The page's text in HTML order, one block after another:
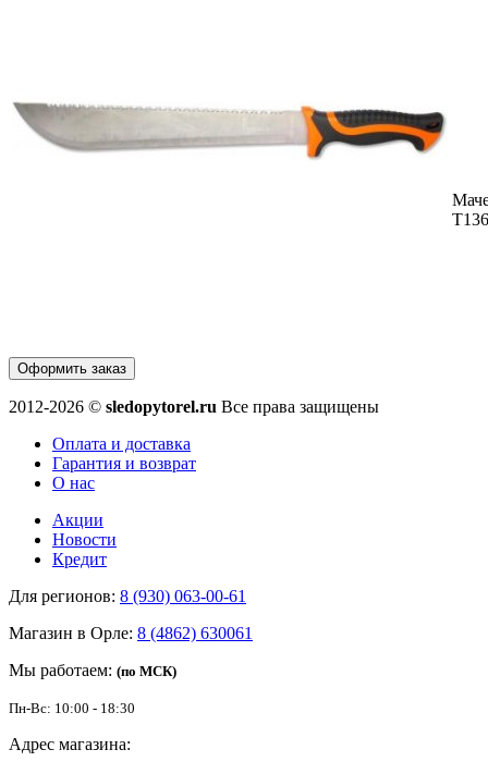
Оформить заказ
2012-2026 © sledopytorel.ru Все права защищены
Оплата и доставка
Гарантия и возврат
О нас
Акции
Новости
Кредит
Для регионов: 8 (930) 063-00-61
Магазин в Орле: 8 (4862) 630061
Мы работаем: (по МСК)
Пн-Вс: 10:00 - 18:30
Адрес магазина: